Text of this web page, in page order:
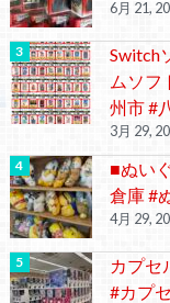
6月 21,
Switch
ムソフ
州市 #
3月 29,
■ぬい
倉庫 #
4月 29,
カプセ
#カプ